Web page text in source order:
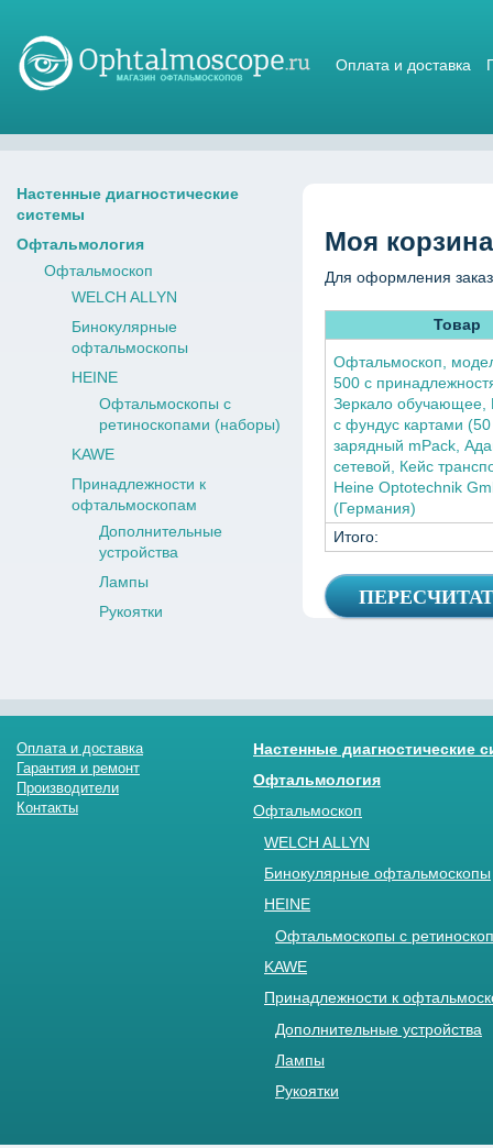
Оплата и доставка
Настенные диагностические
системы
Офтальмология
Офтальмоскоп
WELCH ALLYN
Бинокулярные
офтальмоскопы
HEINE
Офтальмоскопы с
ретиноскопами (наборы)
KAWE
Принадлежности к
офтальмоскопам
Дополнительные
устройства
Лампы
Рукоятки
Моя корзина
Для оформления
Товар
Офтальмоскоп,
500 с
Зеркало обучающее,
с фундус картами
зарядный mPack,
сетевой, Кейс
Heine Optotechnik
(Германия)
Итого:
Оплата и доставка
Гарантия и ремонт
Производители
Контакты
Настенные диагностические
Офтальмология
Офтальмоскоп
WELCH ALLYN
Бинокулярные офтальмоскопы
HEINE
Офтальмоскопы с
KAWE
Принадлежности к
Дополнительные устройства
Лампы
Рукоятки